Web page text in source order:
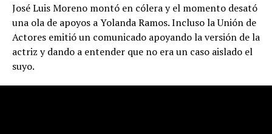
José Luis Moreno montó en cólera y el momento desató
una ola de apoyos a Yolanda Ramos. Incluso la Unión de
Actores emitió un comunicado apoyando la versión de la
actriz y dando a entender que no era un caso aislado el
suyo.